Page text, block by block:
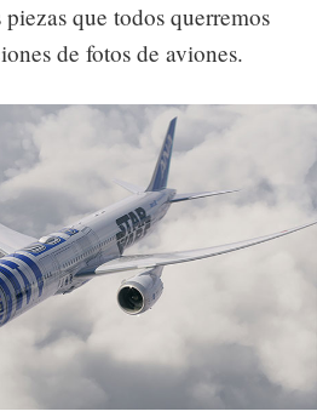
que todos querremos
de fotos de aviones.